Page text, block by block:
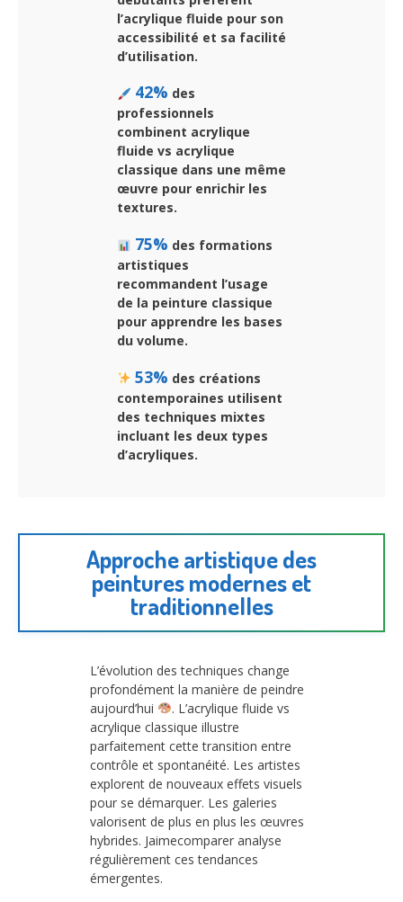
l’acrylique fluide pour son
accessibilité et sa facilité
d’utilisation.
42% des
professionnels
combinent acrylique
fluide vs acrylique
classique dans une même
œuvre pour enrichir les
textures.
75% des formations
artistiques
recommandent l’usage
de la peinture classique
pour apprendre les bases
du volume.
53% des créations
contemporaines utilisent
des techniques mixtes
incluant les deux types
d’acryliques.
Approche artistique des
peintures modernes et
traditionnelles
L’évolution des techniques change
profondément la manière de peindre
aujourd’hui
. L’acrylique fluide vs
acrylique classique illustre
parfaitement cette transition entre
contrôle et spontanéité. Les artistes
explorent de nouveaux effets visuels
pour se démarquer. Les galeries
valorisent de plus en plus les œuvres
hybrides. Jaimecomparer analyse
régulièrement ces tendances
émergentes.